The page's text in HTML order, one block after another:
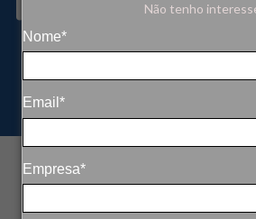
Não tenho
Nome*
Email*
Empresa*